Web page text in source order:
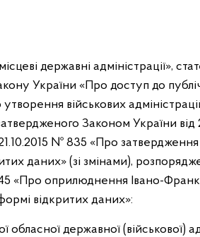
державні адміністрації»,
України «Про доступ до
військових
Законом України від
21.10.2015 № 835 «Про
даних» (зі змінами),
«Про оприлюднення Івано-
відкритих даних»:
державної (військової)